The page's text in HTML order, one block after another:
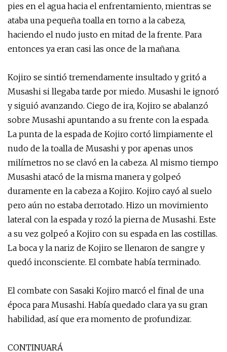
pies en el agua hacia el enfrentamiento, mientras se
ataba una pequeña toalla en torno a la cabeza,
haciendo el nudo justo en mitad de la frente. Para
entonces ya eran casi las once de la mañana.
Kojiro se sintió tremendamente insultado y gritó a
Musashi si llegaba tarde por miedo. Musashi le ignoró
y siguió avanzando. Ciego de ira, Kojiro se abalanzó
sobre Musashi apuntando a su frente con la espada.
La punta de la espada de Kojiro cortó limpiamente el
nudo de la toalla de Musashi y por apenas unos
milímetros no se clavó en la cabeza. Al mismo tiempo
Musashi atacó de la misma manera y golpeó
duramente en la cabeza a Kojiro. Kojiro cayó al suelo
pero aún no estaba derrotado. Hizo un movimiento
lateral con la espada y rozó la pierna de Musashi. Este
a su vez golpeó a Kojiro con su espada en las costillas.
La boca y la nariz de Kojiro se llenaron de sangre y
quedó inconsciente. El combate había terminado.
El combate con Sasaki Kojiro marcó el final de una
época para Musashi. Había quedado clara ya su gran
habilidad, así que era momento de profundizar.
CONTINUARÁ